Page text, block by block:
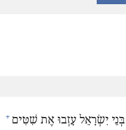
יִשְׂרָאֵל עָזְבוּ אֶת שִׁטִּים +